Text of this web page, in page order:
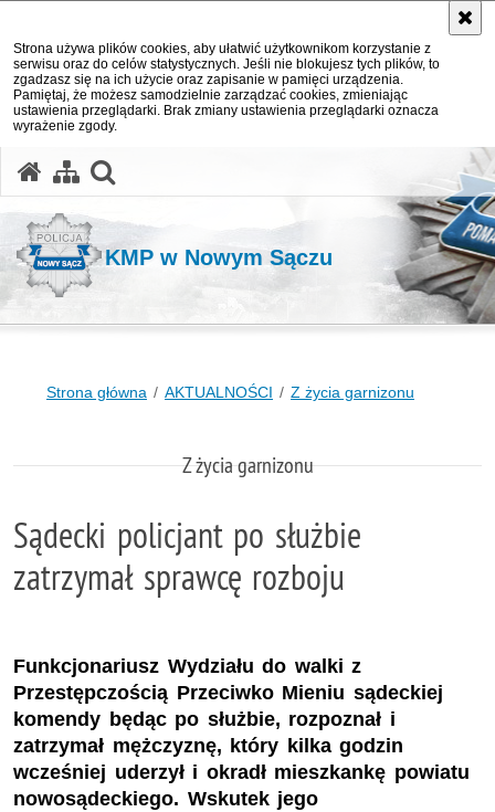
Strona używa plików cookies, aby ułatwić użytkownikom korzystanie z
serwisu oraz do celów statystycznych. Jeśli nie blokujesz tych plików, to
zgadzasz się na ich użycie oraz zapisanie w pamięci urządzenia.
Pamiętaj, że możesz samodzielnie zarządzać cookies, zmieniając
ustawienia przeglądarki. Brak zmiany ustawienia przeglądarki oznacza
wyrażenie zgody.
KMP w Nowym Sączu
Strona główna AKTUALNOŚCI Z życia garnizonu
Z życia garnizonu
Sądecki policjant po służbie
zatrzymał sprawcę rozboju
Funkcjonariusz Wydziału do walki z
Przestępczością Przeciwko Mieniu sądeckiej
komendy będąc po służbie, rozpoznał i
zatrzymał mężczyznę, który kilka godzin
wcześniej uderzył i okradł mieszkankę powiatu
nowosądeckiego. Wskutek jego